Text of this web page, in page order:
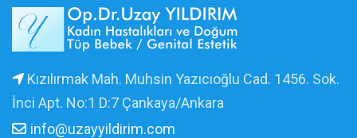
Kızılırmak Mah. Muhsin Yazıcıoğlu Cad. 1456. Sok.
İnci Apt. No:1 D:7 Çankaya/Ankara
info@uzayyildirim.com